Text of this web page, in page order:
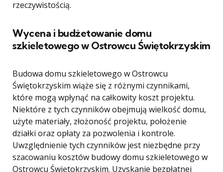
rzeczywistością.
Wycena i budżetowanie domu
szkieletowego w Ostrowcu Świętokrzyskim
Budowa domu szkieletowego w Ostrowcu
Świętokrzyskim wiąże się z różnymi czynnikami,
które mogą wpłynąć na całkowity koszt projektu.
Niektóre z tych czynników obejmują wielkość domu,
użyte materiały, złożoność projektu, położenie
działki oraz opłaty za pozwolenia i kontrole.
Uwzględnienie tych czynników jest niezbędne przy
szacowaniu kosztów budowy domu szkieletowego w
Ostrowcu Świętokrzyskim. Uzyskanie bezpłatnej